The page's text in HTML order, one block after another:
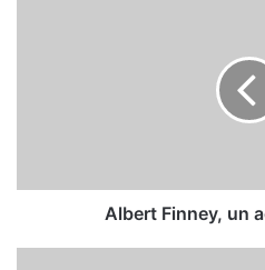
Albert Finney, un